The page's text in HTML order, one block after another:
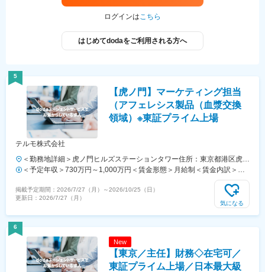
ログインはこちら
はじめてdodaをご利用される方へ
5
【虎ノ門】マーケティング担当
（アフェレシス製品（血漿交換
領域）※東証プライム上場
テルモ株式会社
＜勤務地詳細＞虎ノ門ヒルズステーションタワー住所：東京都港区虎ノ
門２丁目６－１ 虎ノ門ヒルズ ステーションタワー 受動喫煙対策：敷地
＜予定年収＞730万円～1,000万円＜賃金形態＞月給制＜賃金内訳＞月
額（基本給）：354,000円～534,000円＜月給＞354,000円～534,000円
＜昇給有無＞有＜残業手当＞有＜給与補足＞※年収はご経験やスキルを
考慮し決定いたします。■賞与：年2回■昇給：年1回■職位：一般職～主
掲載予定期間： 2026/7/27（月） ～2026/10/25（日）
更新日： 2026/7/27（月）
気になる
6
New
【東京／主任】財務◇在宅可／
東証プライム上場／日本最大級